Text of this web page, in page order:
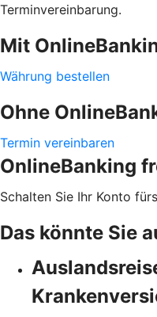
Terminvereinbarung.
Mit
Währung bestellen
Ohne
Termin vereinbaren
OnlineBanking
Schalten Sie Ihr Konto
Das könnte Sie